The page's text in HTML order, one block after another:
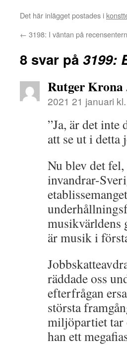
Det här inlägget postades i
← 3198: I väntan på
8 svar på 3199:
Rutger Krona
2021 21 januari
”Ja, är det
att se ut i detta
Nu blev det
invandrar-
musikvärldens
är musik i
räddade oss
efterfrågan
största
miljöpartiet tar
han ett